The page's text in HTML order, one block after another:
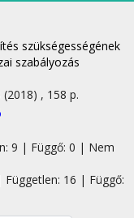
szükségességének
szabályozás
(2018) , 158 p.
9 | Függő: 0 | Nem
Független: 16 | Függő: